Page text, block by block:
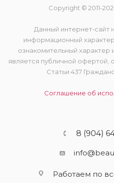
Copyright © 2011-
Данный интернет-сайт
информационный
ознакомительный характер
является публичной
Статьи 437
Соглашение об
8 (904)
Работаем по